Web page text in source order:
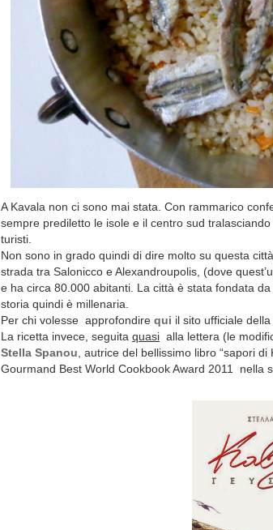
A Kavala non ci sono mai stata. Con rammarico
sempre prediletto le isole e il centro sud
turisti.
Non sono in grado quindi di dire molto su questa
strada tra Salonicco e Alexandroupolis, (dove
e ha circa 80.000 abitanti. La città è stata fondata
storia quindi è millenaria.
Per chi volesse approfondire qui il sito ufficiale della
La ricetta invece, seguita quasi alla lettera (le
Stella Spanou , autrice del bellissimo libro “sapori
Gourmand Best World Cookbook Award 2011 nella